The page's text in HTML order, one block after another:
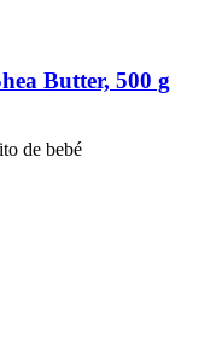
Butter, 500 g
de bebé